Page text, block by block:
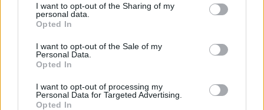
I want to opt-out of the Sharing of my
personal data.
Opted In
I want to opt-out of the Sale of my
Personal Data.
Opted In
I want to opt-out of processing my
Personal Data for Targeted Advertising.
Opted In
Tre amanti L'amore e l'amicizia
nella semplicità della
quotidianità